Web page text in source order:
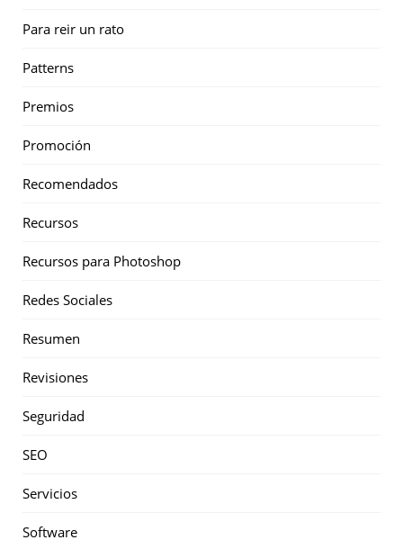
Para reir un rato
Patterns
Premios
Promoción
Recomendados
Recursos
Recursos para Photoshop
Redes Sociales
Resumen
Revisiones
Seguridad
SEO
Servicios
Software